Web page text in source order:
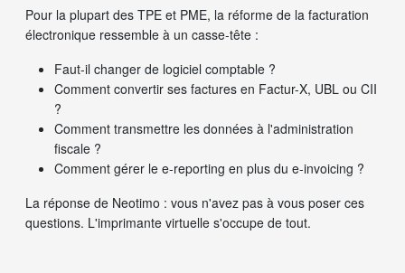
Pour la plupart des TPE et PME, la réforme de la facturation
électronique ressemble à un casse-tête :
Faut-il changer de logiciel comptable ?
Comment convertir ses factures en Factur-X, UBL ou CII
?
Comment transmettre les données à l'administration
fiscale ?
Comment gérer le e-reporting en plus du e-invoicing ?
La réponse de Neotimo : vous n'avez pas à vous poser ces
questions. L'imprimante virtuelle s'occupe de tout.